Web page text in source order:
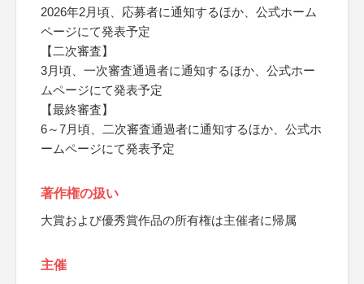
2026年2月頃、応募者に通知するほか、公式ホーム
ページにて発表予定
【二次審査】
3月頃、一次審査通過者に通知するほか、公式ホー
ムページにて発表予定
【最終審査】
6～7月頃、二次審査通過者に通知するほか、公式ホ
ームページにて発表予定
著作権の扱い
大賞および優秀賞作品の所有権は主催者に帰属
主催